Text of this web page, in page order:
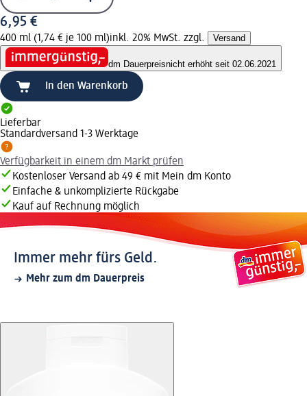
6,95 €
400 ml (1,74 € je 100 ml)inkl. 20% MwSt. zzgl. Versand
dm Dauerpreisnicht erhöht seit 02.06.2021
In den Warenkorb
Lieferbar
Standardversand 1-3 Werktage
Verfügbarkeit in einem dm Markt prüfen
Kostenloser Versand ab 49 € mit Mein dm Konto
Einfache & unkomplizierte Rückgabe
Kauf auf Rechnung möglich
Immer mehr fürs Geld.
Mehr zum dm Dauerpreis